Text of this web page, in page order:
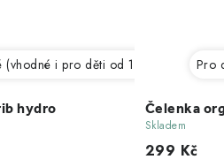
hydro
i pro děti od 12 let)
Čelenka
Pro
Skladem
299 Kč